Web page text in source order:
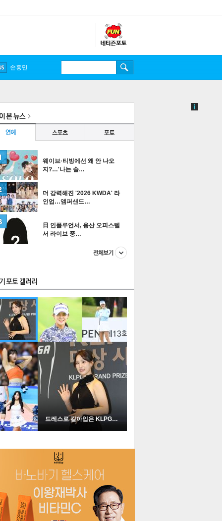
손흥민
본 뉴스
스포츠 포토
웨이브·티빙에선 왜 안 나오
지?…'나는 솔…
더 강력해진 '2026 KWDA' 라
인업…앰퍼샌드…
日 인플루언서, 용산 오피스텔
서 라이브 중…
더보기
드레스로 갈아입은 KLPGA …